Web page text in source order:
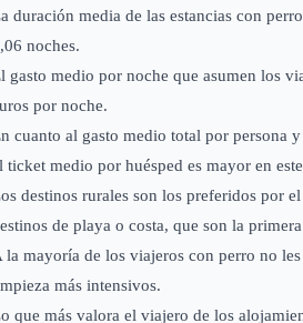
duración media de las estancias con
noches.
gasto medio por noche que asumen los
por noche.
cuanto al gasto medio total por persona
ticket medio por huésped es mayor en
destinos rurales son los preferidos por
de playa o costa, que son la
la mayoría de los viajeros con perro no
más intensivos.
que más valora el viajero de los